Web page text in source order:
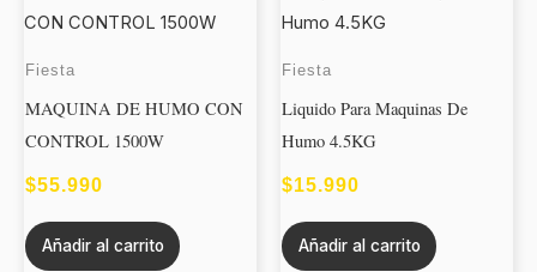
Fiesta
MAQUINA DE HUMO CON
CONTROL 1500W
$55.990
Añadir al carrito
Fiesta
Liquido Para Maquinas De
Humo 4.5KG
$15.990
Añadir al carrito